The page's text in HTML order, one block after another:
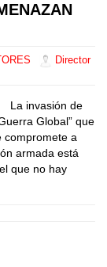
Director
La invasión de
Global” que
compromete a
armada está
que no hay